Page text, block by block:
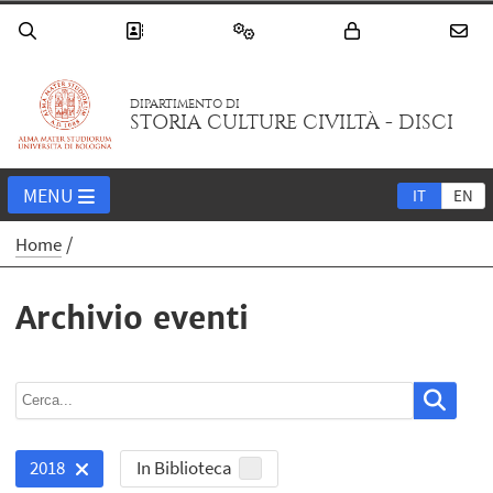
DIPARTIMENTO DI
STORIA CULTURE CIVILTÀ - DISCI
IT EN
MENU
Home
Archivio eventi
2018 In Biblioteca